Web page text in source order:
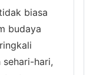
biasa
budaya
hari,